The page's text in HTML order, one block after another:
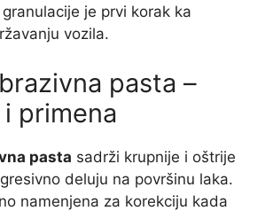
je prvi korak ka
vozila.
pasta –
primena
pasta sadrži krupnije i oštrije
deluju na površinu laka.
namenjena za korekciju kada